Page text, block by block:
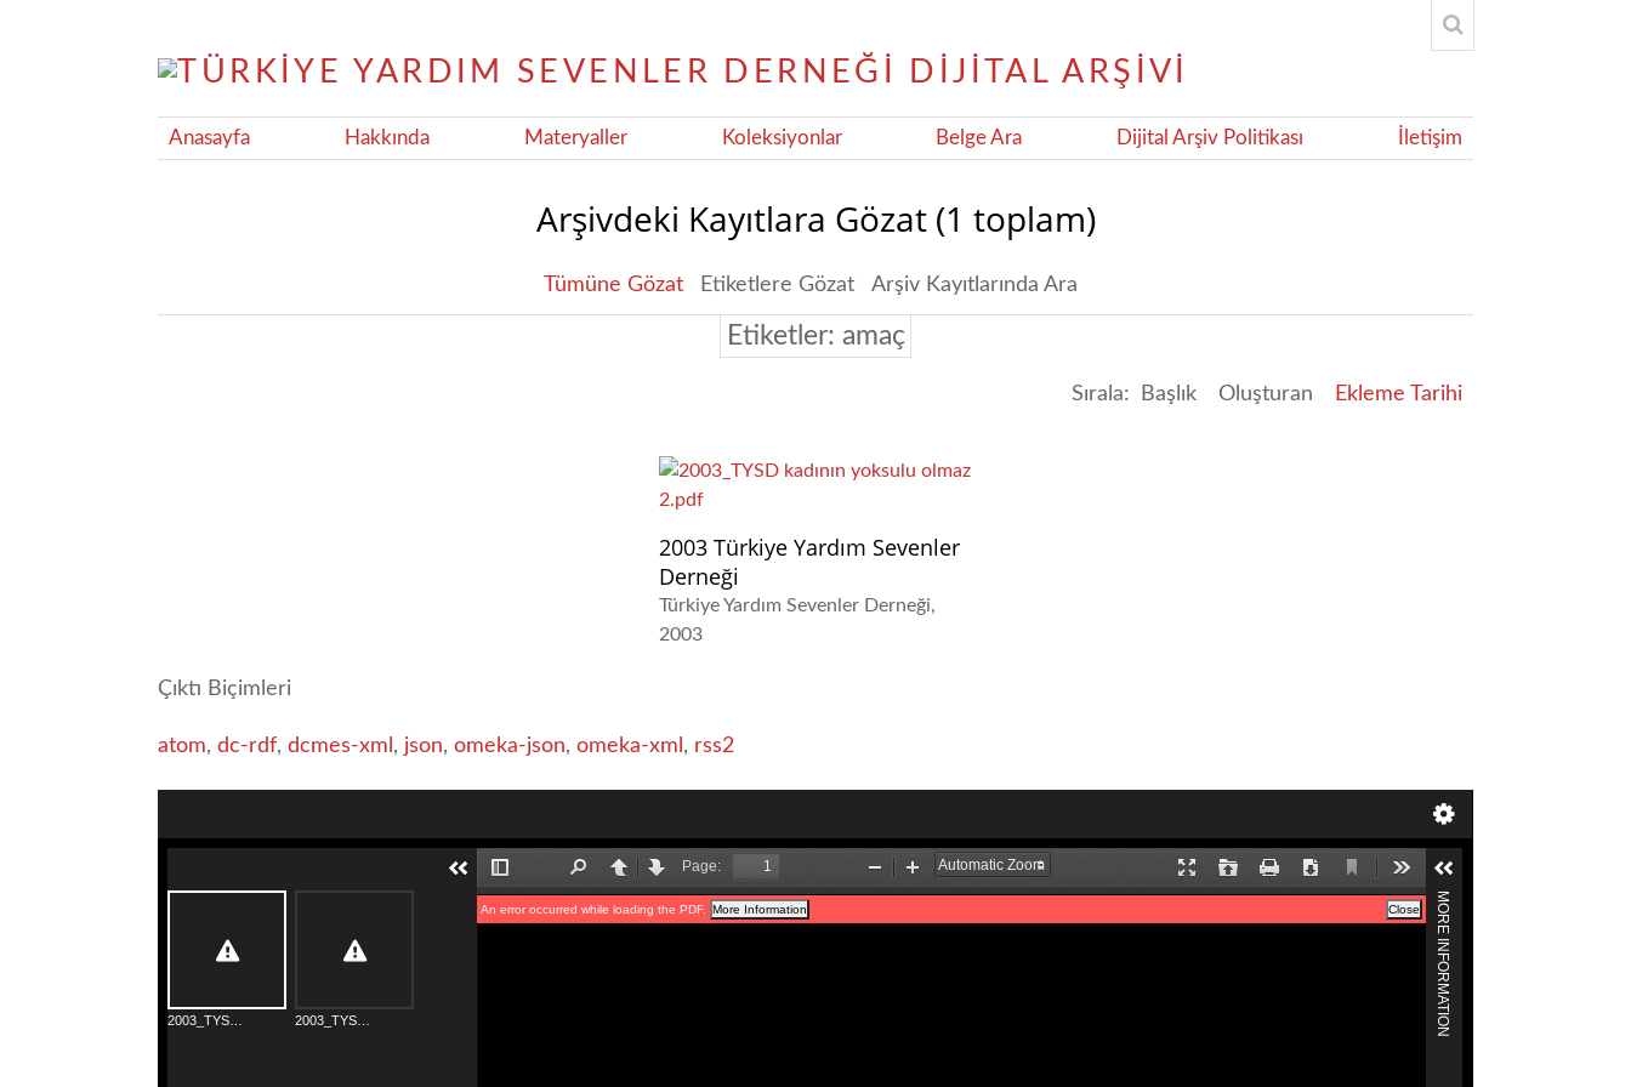
Anasayfa Hakkında Materyaller Koleksiyonlar Belge Ara Dijital Arşiv Politikası İletişim
Arşivdeki Kayıtlara Gözat (1 toplam)
Tümüne Gözat Etiketlere Gözat Arşiv Kayıtlarında Ara
Etiketler: amaç
Sırala: Başlık Oluşturan Ekleme Tarihi
2003 Türkiye Yardım Sevenler
Derneği
Türkiye Yardım Sevenler Derneği
2003
Çıktı Biçimleri
atom,dc-rdf,dcmes-xml , json,omeka-json,omeka-xml , rss2